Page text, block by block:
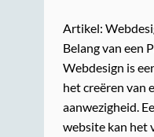
Artikel:
Belang van een
Webdesign is
het creëren van
aanwezigheid.
website kan het